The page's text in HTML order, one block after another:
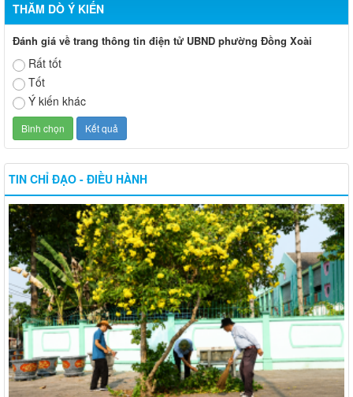
THĂM DÒ Ý KIẾN
Đánh giá về trang thông tin điện tử UBND phường Đồng Xoài
Rất tốt
Tốt
Ý kiến khác
TIN CHỈ ĐẠO - ĐIỀU HÀNH